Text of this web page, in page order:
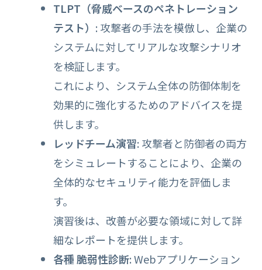
TLPT（脅威ベースのペネトレーション
テスト） : 攻撃者の手法を模倣し、企業の
システムに対してリアルな攻撃シナリオ
を検証します。
これにより、システム全体の防御体制を
効果的に強化するためのアドバイスを提
供します。
レッドチーム演習: 攻撃者と防御者の両方
をシミュレートすることにより、企業の
全体的なセキュリティ能力を評価しま
す。
演習後は、改善が必要な領域に対して詳
細なレポートを提供します。
各種 脆弱性診断: Webアプリケーション